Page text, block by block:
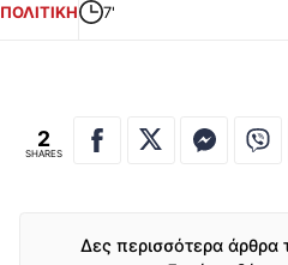
ΠΟΛΙΤΙΚΗ 7'
2
SHARES
Δες περισσότερα